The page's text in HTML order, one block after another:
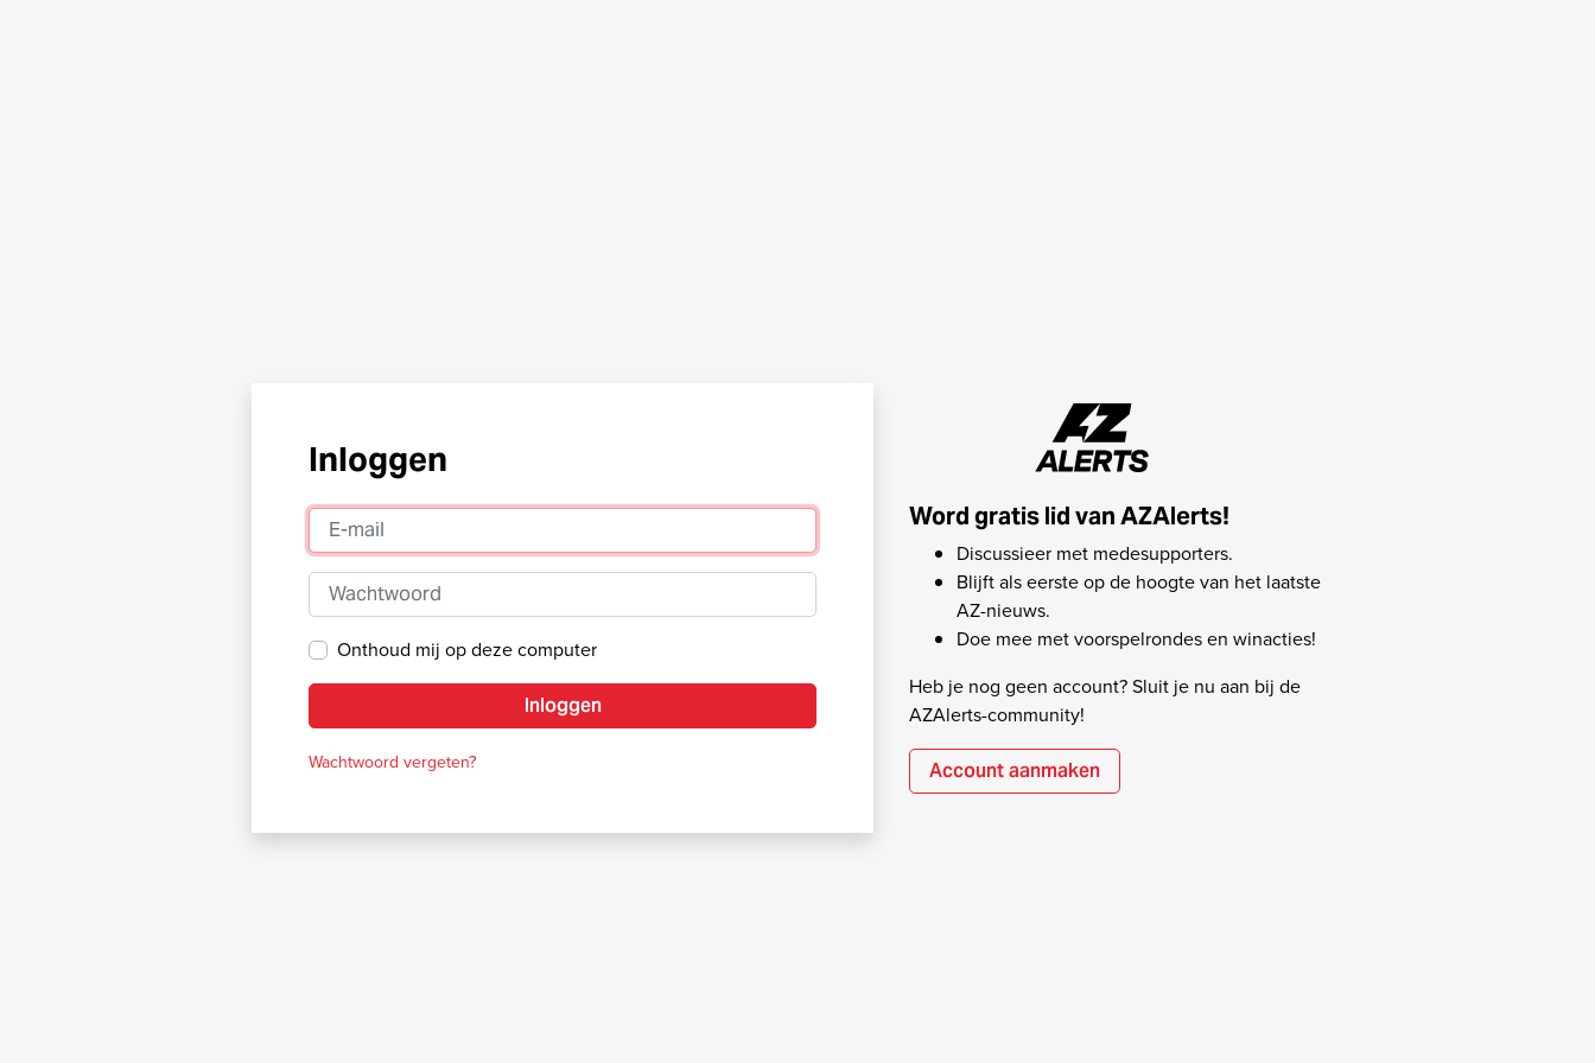
Inloggen
E-mail
Wachtwoord
Onthoud mij op deze computer
Inloggen
Wachtwoord vergeten?
Word gratis lid van AZAlerts!
Discussieer met medesupporters.
Blijft als eerste op de hoogte van het laatste
AZ-nieuws.
Doe mee met voorspelrondes en winacties!
Heb je nog geen account? Sluit je nu aan bij de
AZAlerts-community!
Account aanmaken